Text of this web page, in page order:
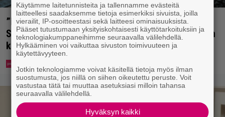
”Mitä isompi vehje, sen paremmin kulkee” –
Susanna Penttilä suuntasi Bangbussinsa Helsingin
keskustaan
Käytämme laitetunnisteita ja tallennamme evästeitä
laitteellesi saadaksemme tietoja esimerkiksi sivuista, joilla
vierailit, IP-osoitteestasi sekä laitteesi ominaisuuksista.
Pääset tutustumaan yksityiskohtaisesti käyttötarkoituksiin ja
teknologiakumppaneihimme seuraavalla välilehdellä.
Hylkääminen voi vaikuttaa sivuston toimivuuteen ja
käytettävyyteen.
Jotkin teknologiamme voivat käsitellä tietoja myös ilman
suostumusta, jos niillä on siihen oikeutettu peruste. Voit
vastustaa tätä tai muuttaa asetuksiasi milloin tahansa
seuraavalla välilehdellä.
Hyväksyn kaikki